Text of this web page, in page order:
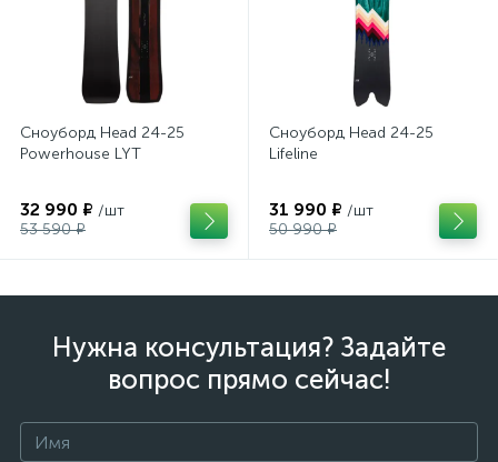
Сноуборд Head 24-25
Powerhouse LYT
32 990 ₽ /шт
53 590 ₽
Сноуборд Head 24-25
Lifeline
31 990 ₽ /шт
50 990 ₽
Нужна консультация? Задайте
вопрос прямо сейчас!